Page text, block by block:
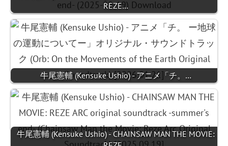
REZE…
牛尾憲輔 (Kensuke Ushio) - アニメ「チ。…
牛尾憲輔 (Kensuke Ushio) - CHAINSAW MAN THE MOVIE: